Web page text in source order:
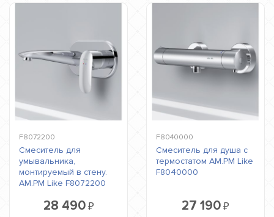
F8072200
Смеситель для
умывальника,
монтируемый в стену.
AM.PM Like F8072200
28 490₽
F8040000
Смеситель для душа с
термостатом AM.PM Like
F8040000
27 190 ₽